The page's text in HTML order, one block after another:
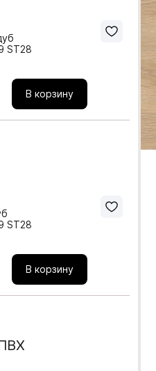
ST28
В корзину
ST28
В корзину